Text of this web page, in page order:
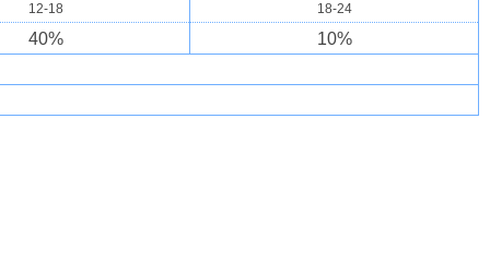
12-18 18-24
40% 10%